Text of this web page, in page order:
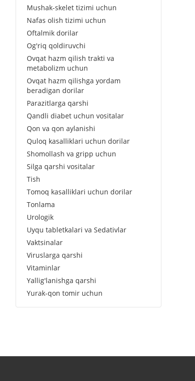
Mushak-skelet tizimi uchun
Nafas olish tizimi uchun
Oftalmik dorilar
Og'riq qoldiruvchi
Ovqat hazm qilish trakti va
metabolizm uchun
Ovqat hazm qilishga yordam
beradigan dorilar
Parazitlarga qarshi
Qandli diabet uchun vositalar
Qon va qon aylanishi
Quloq kasalliklari uchun dorilar
Shomollash va gripp uchun
Silga qarshi vositalar
Tish
Tomoq kasalliklari uchun dorilar
Tonlama
Urologik
Uyqu tabletkalari va Sedativlar
Vaktsinalar
Viruslarga qarshi
Vitaminlar
Yallig'lanishga qarshi
Yurak-qon tomir uchun